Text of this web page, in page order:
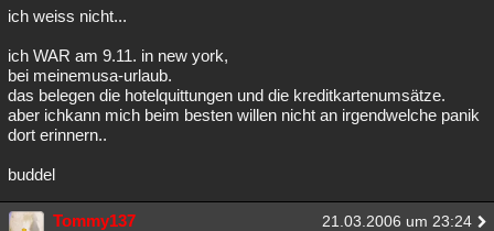
ich weiss nicht...
ich WAR am 9.11. in new york,
bei meinemusa-urlaub.
das belegen die hotelquittungen und die kreditkartenumsätze.
aber ichkann mich beim besten willen nicht an irgendwelche panik
dort erinnern..
buddel
Tommy137 21.03.2006 um 23:24